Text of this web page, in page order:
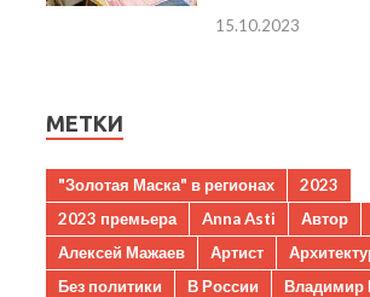
15.10.2023
МЕТКИ
"Золотая Маска" в регионах
2023
2023 премьера
Anna Asti Автор
Алексей Мажаев
Артист
Без политики
В России
Владимир